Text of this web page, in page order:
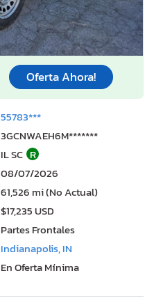
Oferta Ahora!
55783***
3GCNWAEH6M*******
IL SC R
08/07/2026
61,526 mi (No Actual)
$17,235 USD
Partes Frontales
Indianapolis, IN
En Oferta Mínima